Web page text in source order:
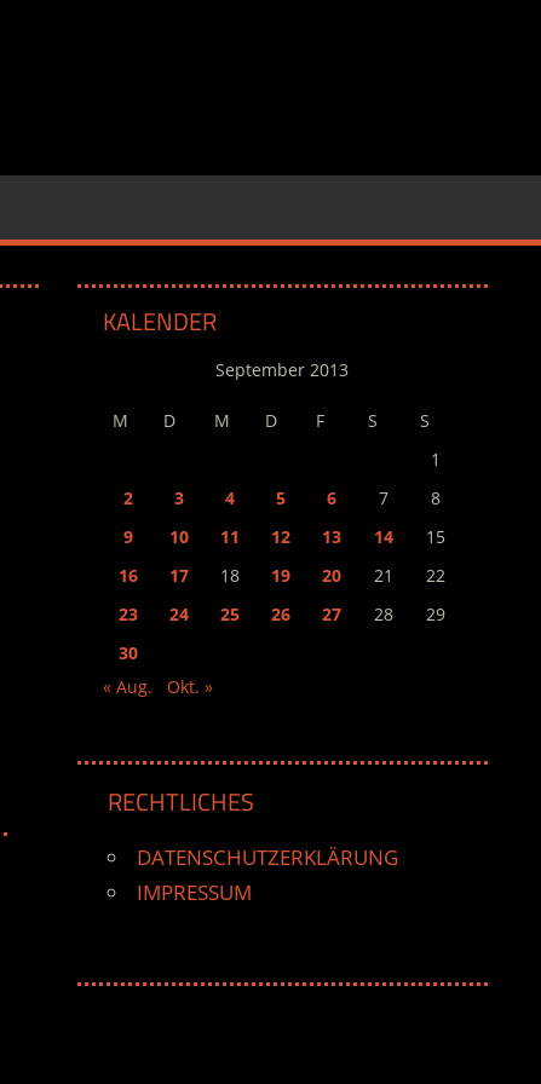
KALENDER
September 2013
M D M D F S
S
1
2
3 4 5 6 7
8
9
10 11 12 13 14
15
16
17 18 19 20 21
22
23
24 25 26 27 28
29
30
« Aug.
Okt. »
RECHTLICHES
DATENSCHUTZERKLÄRUNG
IMPRESSUM